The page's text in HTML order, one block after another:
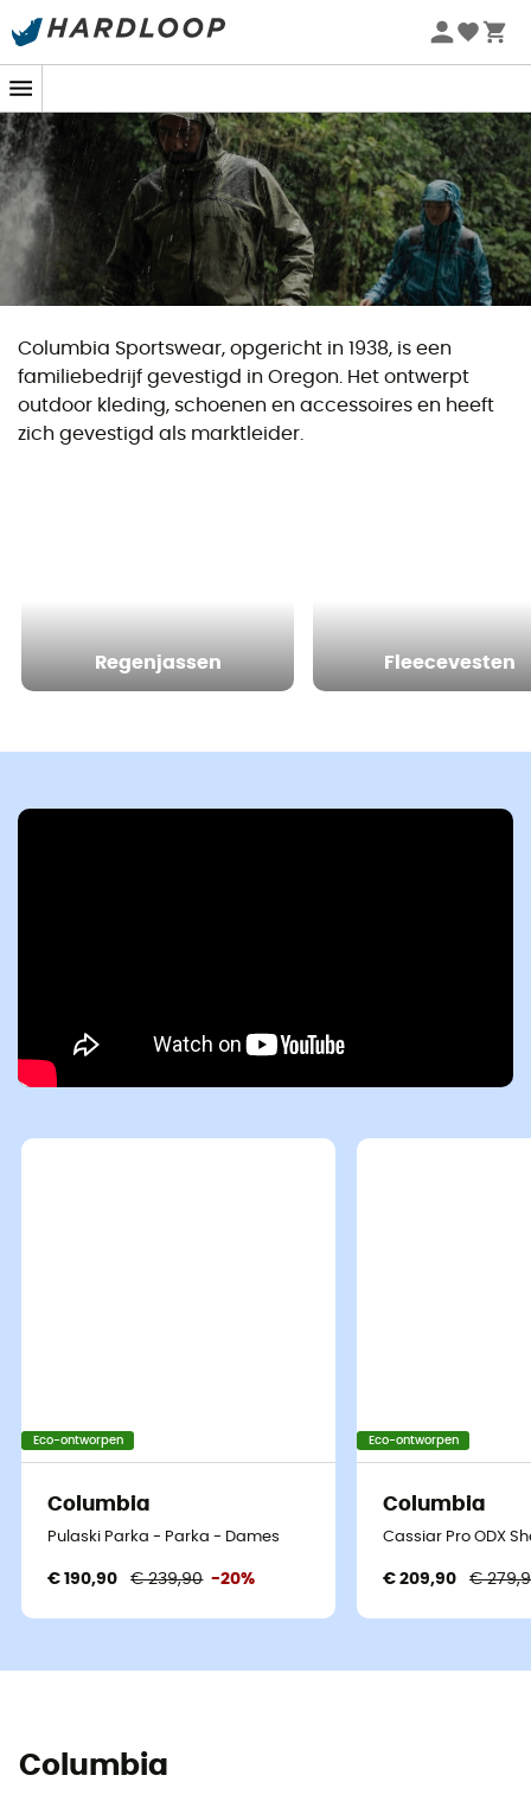
Zomeraanbiedingen 🔥 -5% EXTRA vanaf 2 producten* met
Columbia Sportswear, opgericht in 1938, is een
familiebedrijf gevestigd in Oregon. Het ontwerpt
outdoor kleding, schoenen en accessoires en heeft
zich gevestigd als marktleider.
Regenjassen Fleecevesten
Eco-ontworpen
Columbia
Pulaski Parka - Parka - Dames
€ 190,90 € 239,90 -20%
Eco-ontworpen
Columbia
Cassiar Pro ODX
€ 209,90 €
Columbia